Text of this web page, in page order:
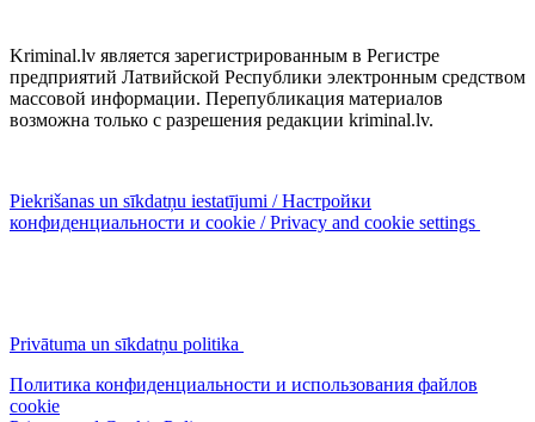
Kriminal.lv является зарегистрированным в Регистре
предприятий Латвийской Республики электронным средством
массовой информации. Перепубликация материалов
возможна только с разрешения редакции kriminal.lv.
Piekrišanas un sīkdatņu iestatījumi / Настройки
конфиденциальности и cookie / Privacy and cookie settings
Privātuma un sīkdatņu politika
Политика конфиденциальности и использования файлов
cookie